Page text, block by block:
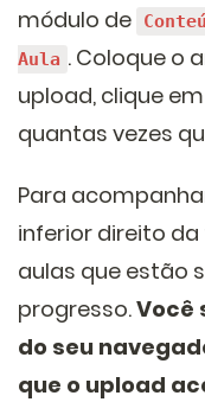
módulo de
Aula . Coloque o
upload, clique em
quantas vezes
Para
inferior direito
aulas que estão
progresso.Você
do seu
que o upload